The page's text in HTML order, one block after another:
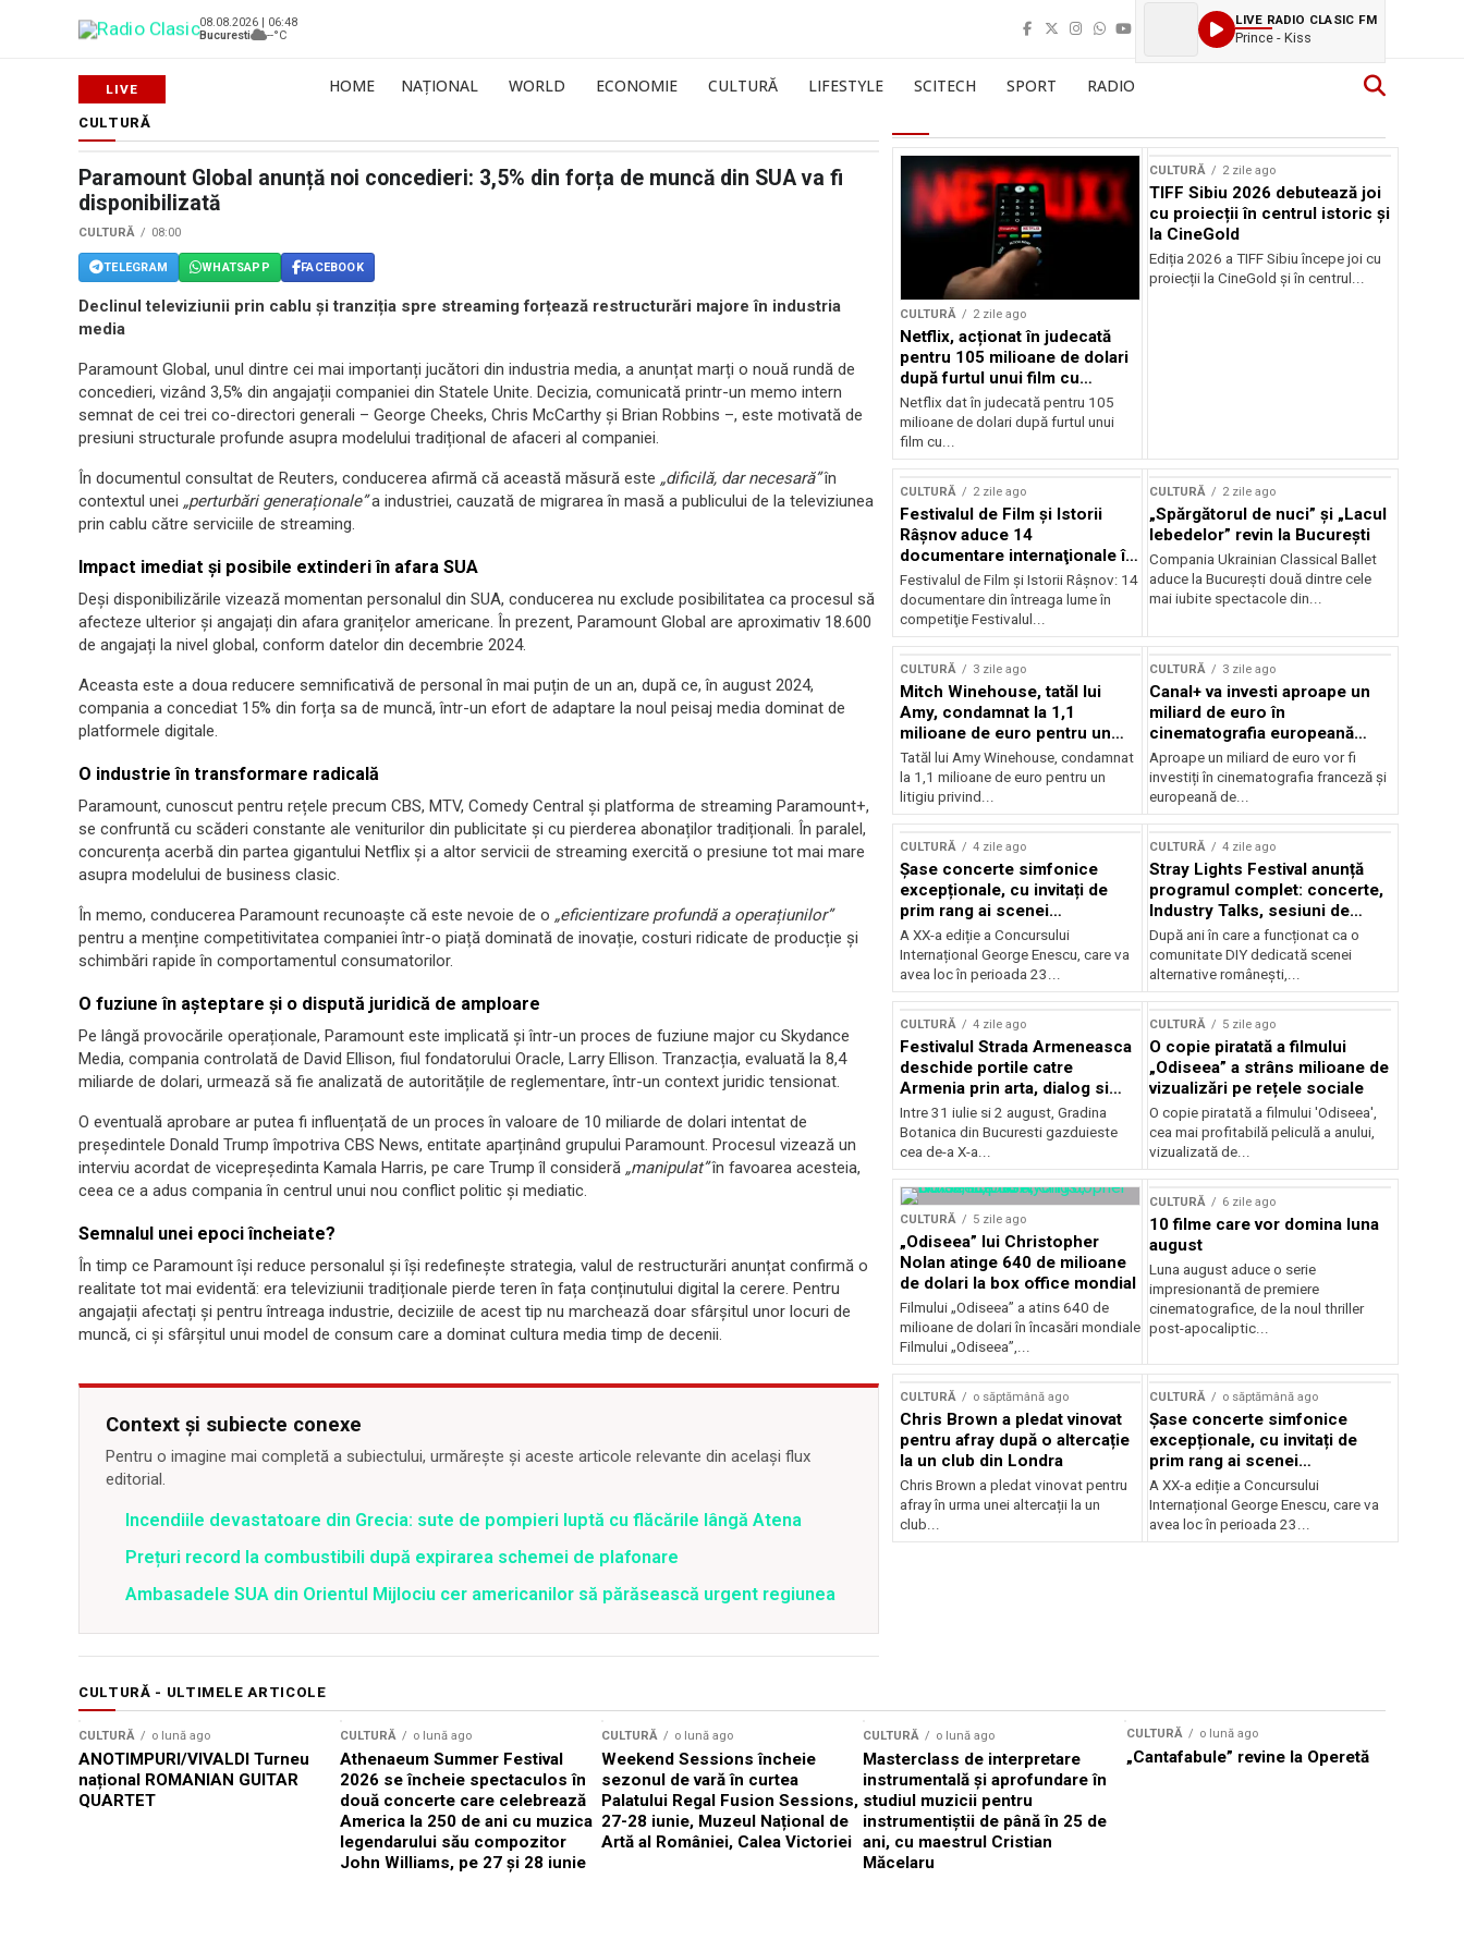
08.08.2026 | 06:48
Bucuresti
--°C
LIVE RADIO CLASIC FM
Prince - Kiss
HOME NAȚIONAL WORLD ECONOMIE CULTURĂ LIFESTYLE SCITECH SPORT RADIO
CULTURĂ
Paramount Global anunță noi concedieri: 3,5% din forța de muncă din SUA va fi
disponibilizată
CULTURĂ 08:00
TELEGRAM WHATSAPP FACEBOOK
Declinul televiziunii prin cablu și tranziția spre streaming forțează restructurări majore în industria
media
Paramount Global, unul dintre cei mai importanți jucători din industria media, a anunțat marți o nouă rundă de
concedieri, vizând 3,5% din angajații companiei din Statele Unite. Decizia, comunicată printr-un memo intern
semnat de cei trei co-directori generali – George Cheeks, Chris McCarthy și Brian Robbins –, este motivată de
presiuni structurale profunde asupra modelului tradițional de afaceri al companiei.
În documentul consultat de Reuters, conducerea afirmă că această măsură este „dificilă, dar necesară”în
contextul unei „perturbări generaționale”a industriei, cauzată de migrarea în masă a publicului de la televiziunea
prin cablu către serviciile de streaming.
Impact imediat și posibile extinderi în afara SUA
Deși disponibilizările vizează momentan personalul din SUA, conducerea nu exclude posibilitatea ca procesul să
afecteze ulterior și angajați din afara granițelor americane. În prezent, Paramount Global are aproximativ 18.600
de angajați la nivel global, conform datelor din decembrie 2024.
Aceasta este a doua reducere semnificativă de personal în mai puțin de un an, după ce, în august 2024,
compania a concediat 15% din forța sa de muncă, într-un efort de adaptare la noul peisaj media dominat de
platformele digitale.
O industrie în transformare radicală
Paramount, cunoscut pentru rețele precum CBS, MTV, Comedy Central și platforma de streaming Paramount+,
se confruntă cu scăderi constante ale veniturilor din publicitate și cu pierderea abonaților tradiționali. În paralel,
concurența acerbă din partea gigantului Netflix și a altor servicii de streaming exercită o presiune tot mai mare
asupra modelului de business clasic.
În memo, conducerea Paramount recunoaște că este nevoie de o „eficientizare profundă a operațiunilor”
pentru a menține competitivitatea companiei într-o piață dominată de inovație, costuri ridicate de producție și
schimbări rapide în comportamentul consumatorilor.
O fuziune în așteptare și o dispută juridică de amploare
Pe lângă provocările operaționale, Paramount este implicată și într-un proces de fuziune major cu Skydance
Media, compania controlată de David Ellison, fiul fondatorului Oracle, Larry Ellison. Tranzacția, evaluată la 8,4
miliarde de dolari, urmează să fie analizată de autoritățile de reglementare, într-un context juridic tensionat.
O eventuală aprobare ar putea fi influențată de un proces în valoare de 10 miliarde de dolari intentat de
președintele Donald Trump împotriva CBS News, entitate aparținând grupului Paramount. Procesul vizează un
interviu acordat de vicepreședinta Kamala Harris, pe care Trump îl consideră „manipulat”în favoarea acesteia,
ceea ce a adus compania în centrul unui nou conflict politic și mediatic.
Semnalul unei epoci încheiate?
În timp ce Paramount își reduce personalul și își redefinește strategia, valul de restructurări anunțat confirmă o
realitate tot mai evidentă: era televiziunii tradiționale pierde teren în fața conținutului digital la cerere. Pentru
angajații afectați și pentru întreaga industrie, deciziile de acest tip nu marchează doar sfârșitul unor locuri de
muncă, ci și sfârșitul unui model de consum care a dominat cultura media timp de decenii.
Context și subiecte conexe
Pentru o imagine mai completă a subiectului, urmărește și aceste articole relevante din același flux
editorial.
Incendiile devastatoare din Grecia: sute de pompieri luptă cu flăcările lângă Atena
Prețuri record la combustibili după expirarea schemei de plafonare
Ambasadele SUA din Orientul Mijlociu cer americanilor să părăsească urgent regiunea
CULTURĂ 2 zile ago
Netflix, acționat în judecată
pentru 105 milioane de dolari
după furtul unui film cu
Nicolas Cage
Netflix dat în judecată pentru 105
milioane de dolari după furtul unui
film cu...
CULTURĂ 2 zile ago
TIFF Sibiu 2026 debutează joi
cu proiecții în centrul istoric și
la CineGold
Ediția 2026 a TIFF Sibiu începe joi cu
proiecții la CineGold și în centrul...
CULTURĂ 2 zile ago
Festivalul de Film şi Istorii
Râşnov aduce 14
documentare internaţionale în
premieră
Festivalul de Film şi Istorii Râşnov: 14
documentare din întreaga lume în
competiţie Festivalul...
CULTURĂ 2 zile ago
„Spărgătorul de nuci” și „Lacul
lebedelor” revin la București
Compania Ukrainian Classical Ballet
aduce la București două dintre cele
mai iubite spectacole din...
CULTURĂ 3 zile ago
Mitch Winehouse, tatăl lui
Amy, condamnat la 1,1
milioane de euro pentru un
litigiu pierdut
Tatăl lui Amy Winehouse, condamnat
la 1,1 milioane de euro pentru un
litigiu privind...
CULTURĂ 3 zile ago
Canal+ va investi aproape un
miliard de euro în
cinematografia europeană
până în 2032
Aproape un miliard de euro vor fi
investiți în cinematografia franceză și
europeană de...
CULTURĂ 4 zile ago
Șase concerte simfonice
excepționale, cu invitați de
prim rang ai scenei
internaționale și ansambluri
orchestrale românești de
prestigiu, în programul
Concursului Enescu 2026
A XX-a ediție a Concursului
Internațional George Enescu, care va
avea loc în perioada 23...
CULTURĂ 4 zile ago
Stray Lights Festival anunță
programul complet: concerte,
Industry Talks, sesiuni de
audiție și noi opțiuni de
participare pentru public
După ani în care a funcționat ca o
comunitate DIY dedicată scenei
alternative românești,...
CULTURĂ 4 zile ago
Festivalul Strada Armeneasca
deschide portile catre
Armenia prin arta, dialog si
patrimoniu, intre 31 iulie si 2
august, la Gradina Botanica din
Bucuresti
Intre 31 iulie si 2 august, Gradina
Botanica din Bucuresti gazduieste
cea de-a X-a...
CULTURĂ 5 zile ago
O copie piratată a filmului
„Odiseea” a strâns milioane de
vizualizări pe rețele sociale
O copie piratată a filmului 'Odiseea',
cea mai profitabilă peliculă a anului,
vizualizată de...
CULTURĂ 5 zile ago
„Odiseea” lui Christopher
Nolan atinge 640 de milioane
de dolari la box office mondial
Filmului „Odiseea” a atins 640 de
milioane de dolari în încasări mondiale
Filmului „Odiseea”,...
CULTURĂ 6 zile ago
10 filme care vor domina luna
august
Luna august aduce o serie
impresionantă de premiere
cinematografice, de la noul thriller
post-apocaliptic...
CULTURĂ o săptămână ago
Chris Brown a pledat vinovat
pentru afray după o altercație
la un club din Londra
Chris Brown a pledat vinovat pentru
afray în urma unei altercații la un
club...
CULTURĂ o săptămână ago
Șase concerte simfonice
excepționale, cu invitați de
prim rang ai scenei
internaționale și ansambluri
orchestrale românești de
prestigiu, în programul
Concursului Enescu 2026
A XX-a ediție a Concursului
Internațional George Enescu, care va
avea loc în perioada 23...
CULTURĂ - ULTIMELE ARTICOLE
CULTURĂ o lună ago
ANOTIMPURI/VIVALDI Turneu
național ROMANIAN GUITAR
QUARTET
CULTURĂ o lună ago
Athenaeum Summer Festival
2026 se încheie spectaculos în
două concerte care celebrează
America la 250 de ani cu muzica
legendarului său compozitor
John Williams, pe 27 și 28 iunie
CULTURĂ o lună ago
Weekend Sessions încheie
sezonul de vară în curtea
Palatului Regal Fusion Sessions,
27-28 iunie, Muzeul Național de
Artă al României, Calea Victoriei
CULTURĂ o lună ago
Masterclass de interpretare
instrumentală și aprofundare în
studiul muzicii pentru
instrumentiștii de până în 25 de
ani, cu maestrul Cristian
Măcelaru
CULTURĂ o lună ago
„Cantafabule” revine la Operetă